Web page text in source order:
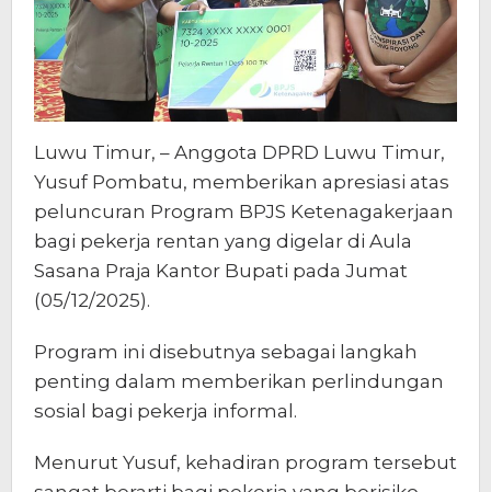
Luwu Timur, – Anggota DPRD Luwu Timur,
Yusuf Pombatu, memberikan apresiasi atas
peluncuran Program BPJS Ketenagakerjaan
bagi pekerja rentan yang digelar di Aula
Sasana Praja Kantor Bupati pada Jumat
(05/12/2025).
Program ini disebutnya sebagai langkah
penting dalam memberikan perlindungan
sosial bagi pekerja informal.
Menurut Yusuf, kehadiran program tersebut